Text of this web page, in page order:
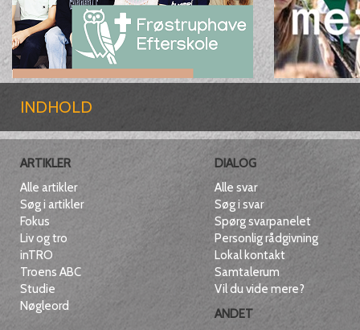
INDHOLD
ARTIKLER
Alle artikler
Søg i artikler
Fokus
Liv og tro
inTRO
Troens ABC
Studie
Nøgleord
DIALOG
Alle svar
Søg i svar
Spørg svarpanelet
Personlig rådgivning
Lokal kontakt
Samtalerum
Vil du vide mere?
ANDET